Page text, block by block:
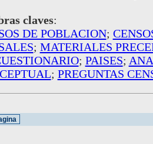
claves:
DE POBLACION;
; MATERIALES
; PAISES;
; PREGUNTAS